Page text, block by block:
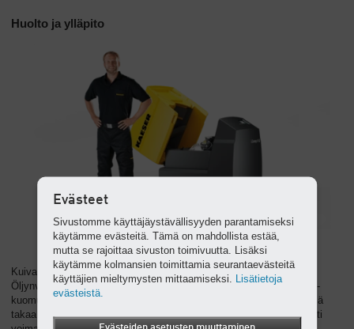
Huolto ja ylläpito
Kuivapuristava mäntäkompressori ei juurikaan vaadi huoltoa.
Öljynvaihtoa ei tarvita, ja suorakäyttö on huoltovapaa. Sintrattu PE-
kuomu on rakennettu siten, että se on helppo avata ja sulkea. Tämä
takaa sen, että kaikkiin rakenneosiin on aina pääsy. Tämä kompakti
Evästeet
Sivustomme käyttäjäystävällisyyden parantamiseksi
käytämme evästeitä. Tämä on mahdollista estää,
mutta se rajoittaa sivuston toimivuutta. Lisäksi
käytämme kolmansien toimittamia seurantaevästeitä
käyttäjien mieltymysten mittaamiseksi. Lisätietoja
evästeistä.